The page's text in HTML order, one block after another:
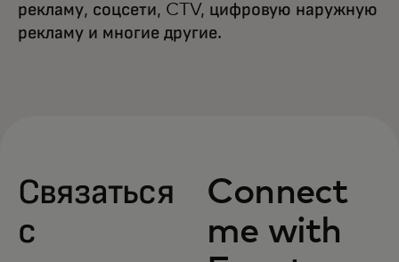
рекламу, соцсети, CTV, цифровую наружную
рекламу и многие другие.
Связаться
с
Connect
me with